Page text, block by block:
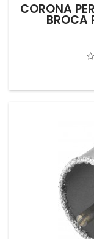
CORONA
BROCA